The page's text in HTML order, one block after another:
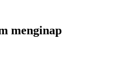
menginap